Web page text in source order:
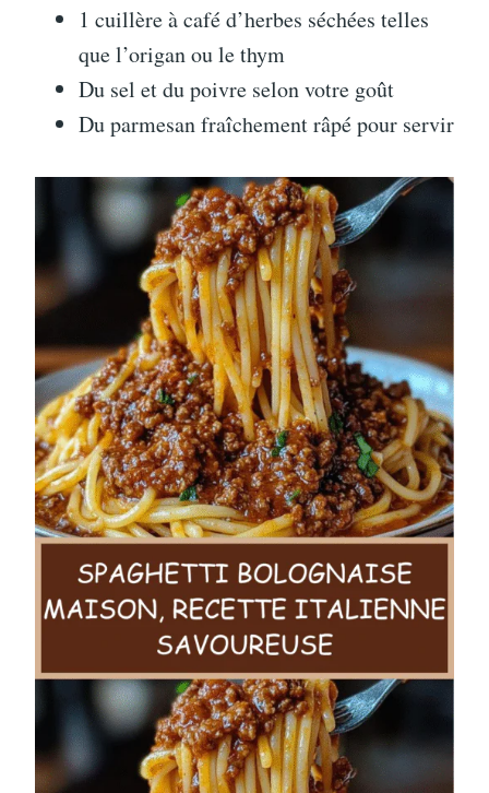
1 cuillère à café d’herbes séchées telles
que l’origan ou le thym
Du sel et du poivre selon votre goût
Du parmesan fraîchement râpé pour servir